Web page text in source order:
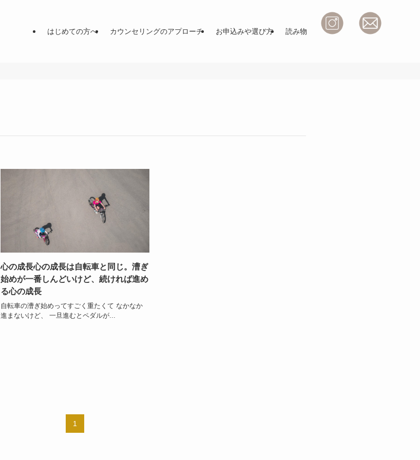
はじめての方へ カウンセリングのアプローチ お申込みや選び方 読み物
心の成長心の成長は自転車と同じ。漕ぎ
始めが一番しんどいけど、続ければ進め
る心の成長
自転車の漕ぎ始めってすごく重たくて なかなか
進まないけど、 一旦進むとペダルが...
1